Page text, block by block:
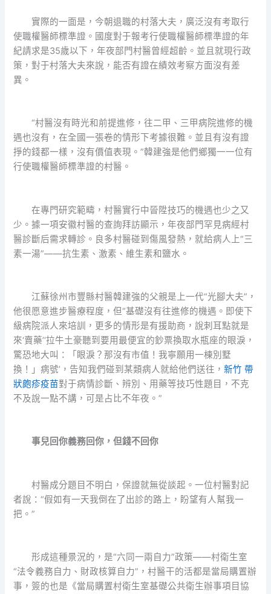
實際的一面是，今朝退職的村落大夫，廣泛沒有考取行
使職權醫師標準證。國度對于報考行使職權醫師標準證的年
紀請求是35歲以下，年夜部門村醫曾經超齡。並且就現行政
策，對于村落大夫來說，能否有證在績效考察方面沒有差
異。
“村醫沒有時光和前提進修，往二甲、三甲病院進修的機
遇也沒有，在全國一張卷的情形下考據很難。並且有沒有證
掙的錢都一樣，沒有價值表現。”韓建強是他們鄉獨一一位有
行使職權醫師標準證的村醫。
在專門研究範疇，村醫實行中晉陞技巧的機遇也少之又
少。據一項安徽村醫的查詢拜訪顯示，年夜部門罕見病經村
醫診斷后需求轉診。良多村醫碰到傷風發熱，就給病人上“三
素一湯”——抗生素、激素、維生素和鹽水。
江蘇徐州市豐縣村醫韓建強的父親是上一代“光腳大夫”，
他很愿意進步醫療程度，但“基礎沒有往進修的機遇。即使下
級病院派人來培訓，更多的情形是有援助商，說刺耳點就是
來‘賣藥’‘拉牛土豪聽到要用最便宜的鈔票換取水瓶座的眼淚，
驚恐地大叫：「眼淚？那沒有市值！我寧願用一棟別墅
換！」病號’，告知我們碰到某類病人就給他們送往，新竹 帶
狀皰疹疫苗對于病情診斷、辨別、用藥等技巧性題目，不克
不及說一點不講，可是占比不年夜。”
事兒回你義務回你，但錢不回你
村醫成分題目不明白，保證就無從談起。一位村醫對記
者說：“假如有一天我倒在了出診的路上，盼望有人幫我一
把。”
形成這種景況的，是“六同一兩自力”政策——村衛生室
“法令義務自力、財政核算自力”，村醫干的活都是當局購置辦
事，簽的也是《當局購置村衛生室基礎公共衛生辦事項目協